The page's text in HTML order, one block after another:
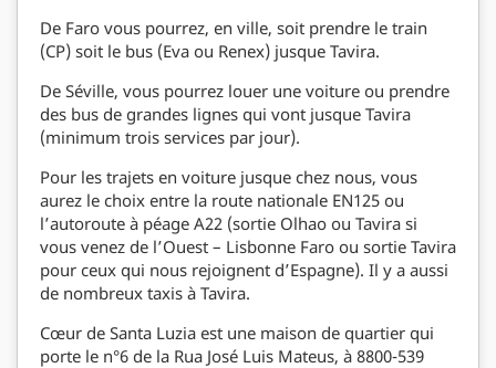
De Faro vous pourrez, en ville, soit prendre le train
(CP) soit le bus (Eva ou Renex) jusque Tavira.
De Séville, vous pourrez louer une voiture ou prendre
des bus de grandes lignes qui vont jusque Tavira
(minimum trois services par jour).
Pour les trajets en voiture jusque chez nous, vous
aurez le choix entre la route nationale EN125 ou
l’autoroute à péage A22 (sortie Olhao ou Tavira si
vous venez de l’Ouest – Lisbonne Faro ou sortie Tavira
pour ceux qui nous rejoignent d’Espagne). Il y a aussi
de nombreux taxis à Tavira.
Cœur de Santa Luzia est une maison de quartier qui
porte le n°6 de la Rua José Luis Mateus, à 8800-539